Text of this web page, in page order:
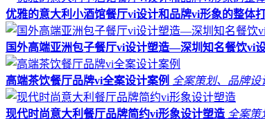
优雅的意大利小酒馆餐厅vi设计和品牌vi形象的整体
国外高端亚洲包子餐厅vi设计塑造—深圳知名餐饮vi
高端茶饮餐厅品牌vi全案设计案例 全案策划、品牌
现代时尚意大利餐厅品牌简约vi形象设计塑造 全案